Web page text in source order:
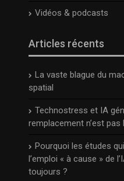
Vidéos & podcasts
Articles récents
La vaste blague du
spatial
Technostress et IA
remplacement n’est
Pourquoi les études
l’emploi « à cause » de
toujours ?